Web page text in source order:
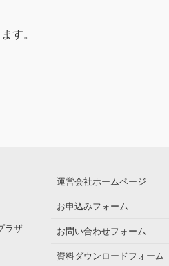
す。
ラザ
運営会社ホームページ
お申込みフォーム
お問い合わせフォーム
資料ダウンロードフォーム